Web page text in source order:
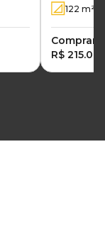
122 m²
Comprar:
R$